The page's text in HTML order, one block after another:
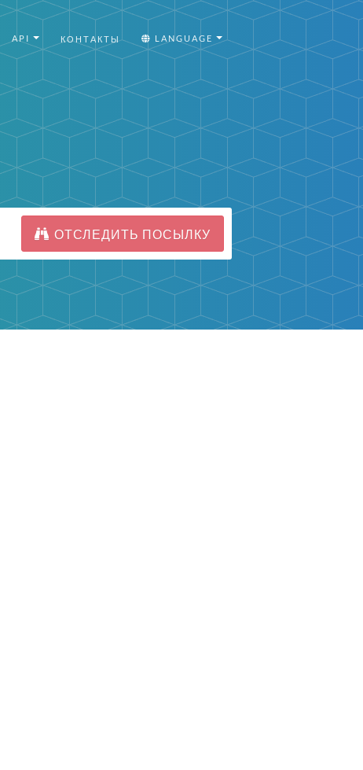
API КОНТАКТЫ LANGUAGE
ОТСЛЕДИТЬ ПОСЫЛКУ